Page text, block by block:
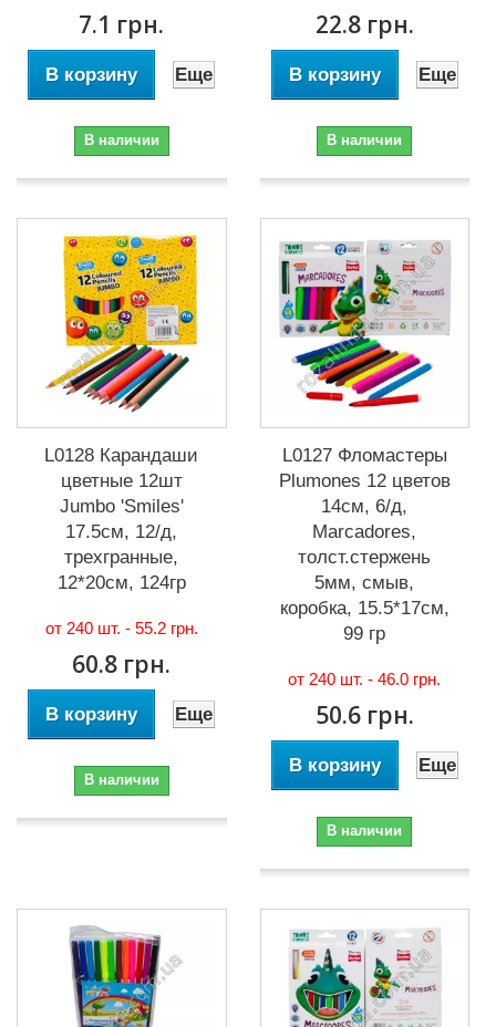
7.1 грн.
В корзину Еще
В наличии
22.8 грн.
В корзину Еще
В наличии
L0128 Карандаши
цветные 12шт
Jumbo 'Smiles'
17.5см, 12/д,
трехгранные,
12*20см, 124гр
от 240 шт. - 55.2 грн.
60.8 грн.
В корзину Еще
В наличии
L0127 Фломастеры
Plumones 12 цветов
14см, 6/д,
Marcadores,
толст.стержень
5мм, смыв,
коробка, 15.5*17см,
99 гр
от 240 шт. -46.0 грн.
50.6 грн.
В корзину Еще
В наличии